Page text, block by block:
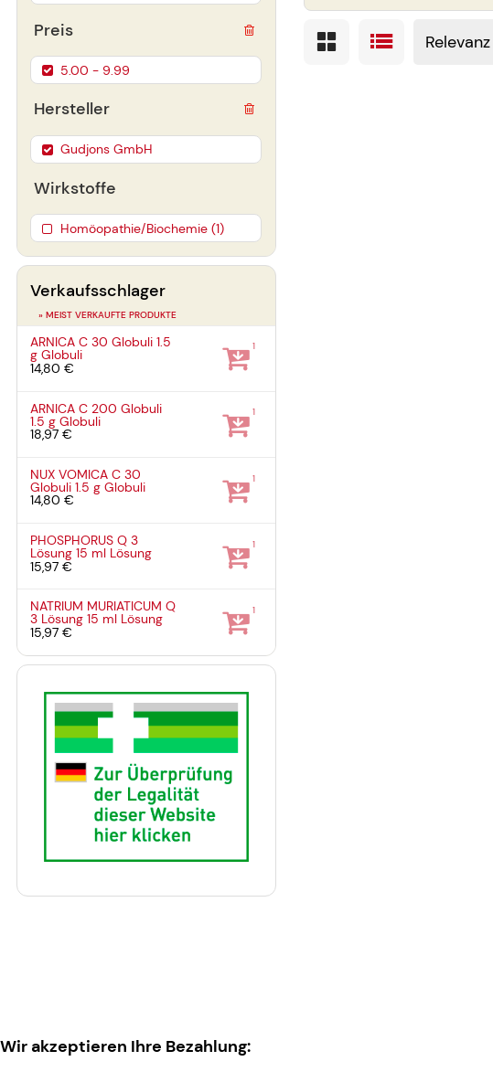
Preis
5.00 - 9.99
Hersteller
Gudjons GmbH
Wirkstoffe
Homöopathie/Biochemie (1)
Verkaufsschlager
» MEIST VERKAUFTE PRODUKTE
ARNICA C 30 Globuli1.5
gGlobuli
14,80 €
1
ARNICA C 200 Globuli
1.5 gGlobuli
18,97 €
1
NUX VOMICA C 30
Globuli1.5 gGlobuli
14,80 €
1
PHOSPHORUS Q 3
Lösung15 ml Lösung
15,97 €
1
NATRIUM MURIATICUM Q
3 Lösung15 ml Lösung
15,97 €
1
Wir akzeptieren Ihre Bezahlung: